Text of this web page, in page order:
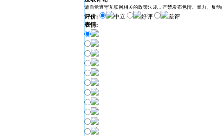
请自觉遵守互联网相关的政策法规，严禁发布色情、暴力、反动
评价: 中立 好评
差评
表情: